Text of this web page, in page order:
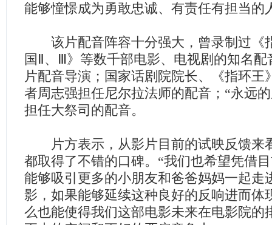
能够憧憬成为勇敢忠诚、有责任有担当的
该片配音阵容十分强大，曾录制过《
国Ⅱ、Ⅲ》等数千部电影、电视剧的知名
片配音导演；国家话剧院院长、《指环王
者周志强担任尼尔拉法师的配音；“永远
担任大祭司的配音。
片方表示，从影片目前的试映反馈来
都取得了不错的口碑。“我们也希望凭借
能够吸引更多的小朋友和爸爸妈妈一起走
影，如果能够延续这种良好的反响进而体
么也能使得我们这部电影未来在电影院的